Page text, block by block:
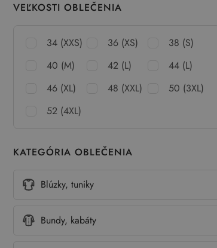
VEĽKOSTI OBLEČENIA
34 (XXS) 36 (XS)
38 (S)
40 (M)
42 (L)
44 (L)
46 (XL)
48 (XXL)
50 (3XL)
52 (4XL)
KATEGÓRIA OBLEČENIA
Blúzky, tuniky
Bundy, kabáty